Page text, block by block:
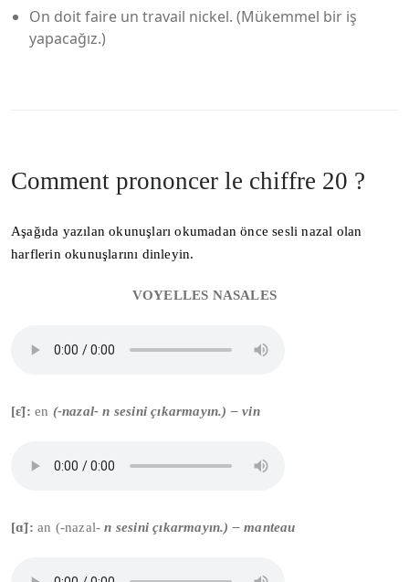
On doit faire un travail nickel. (Mükemmel bir iş
yapacağız.)
Comment prononcer le chiffre 20 ?
Aşağıda yazılan okunuşları okumadan önce sesli nazal olan
harflerin okunuşlarını dinleyin.
VOYELLES NASALES
[ɛ̃]:en (-nazal- n sesini çıkarmayın.) – vin
[ɑ̃]: an (-nazal-n sesini çıkarmayın.) – manteau